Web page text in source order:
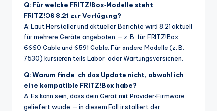
Q: Für welche FRITZ!Box‑Modelle steht
FRITZ!OS 8.21 zur Verfügung?
A: Laut Hersteller und aktueller Berichte wird 8.21 aktuell
für mehrere Geräte angeboten — z. B. für FRITZ!Box
6660 Cable und 6591 Cable. Für andere Modelle (z. B.
7530) kursieren teils Labor‑ oder Wartungsversionen.
Q: Warum finde ich das Update nicht, obwohl ich
eine kompatible FRITZ!Box habe?
A: Es kann sein, dass dein Gerät mit Provider‑Firmware
geliefert wurde — in diesem Fall installiert der